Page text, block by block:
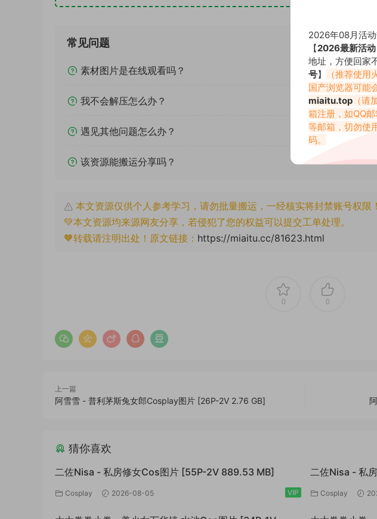
常见问题
素材图片是在线观看吗？
我不会解压怎么办？
遇见其他问题怎么办？
该资源能搬运分享吗？
本文资源仅供个人参考学习，请勿批量搬运，一经核实将封禁账号权限！
💚本文资源均来源网友分享，若侵犯了您的权益可以提交工单处理。
🧡转载请注明出处！原文链接： https://miaitu.cc/81623.html
0 0
上一篇
阿雪雪 - 普利茅斯兔女郎Cosplay图片 [26P-2V 2.76 GB]
猜你喜欢
二佐Nisa - 私房修女Cos图片 [55P-2V 889.53 MB]
Cosplay 2026-08-05 VIP
二佐Nisa - 私
Cosplay
2026年08月活
【2026最新活动
地址，方便回家
号】
（推荐使
国产浏览器可能
miaitu.top （
箱注册，如QQ
等邮箱，切勿使
码。